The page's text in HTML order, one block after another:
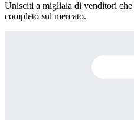
Unisciti a migliaia di venditori
completo sul mercato.